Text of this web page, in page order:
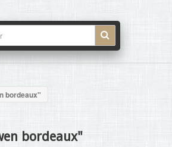
bordeaux"
bordeaux"